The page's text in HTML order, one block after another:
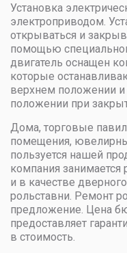
Установка
электроприводом.
открываться и
помощью
двигатель оснащен
которые
верхнем положении
положении при
Дома, торговые
помещения,
пользуется нашей
компания занимается
и в качестве
рольставни. Ремонт
предложение. Цена
предоставляет
в стоимость.